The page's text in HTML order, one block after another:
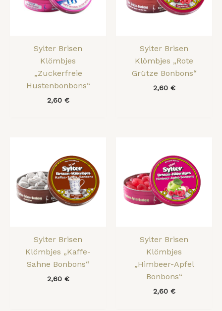
Sylter Brisen
Klömbjes
„Zuckerfreie
Hustenbonbons“
2,60 €
Sylter Brisen
Klömbjes „Rote
Grütze Bonbons“
2,60 €
Sylter Brisen
Klömbjes „Kaffe-
Sahne Bonbons“
2,60 €
Sylter Brisen
Klömbjes
„Himbeer-Apfel
Bonbons“
2,60 €